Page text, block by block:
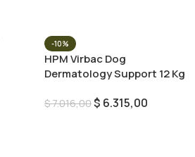
-10%
HPM Virbac Dog
Dermatology Support 12 Kg
$7.016,00$ 6.315,00